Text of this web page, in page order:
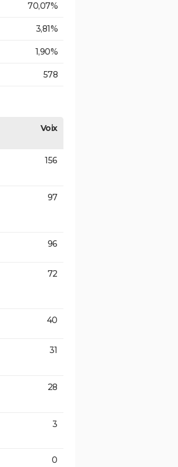
70,07%
3,81%
1,90%
578
Voix
156
97
96
72
40
31
28
3
0